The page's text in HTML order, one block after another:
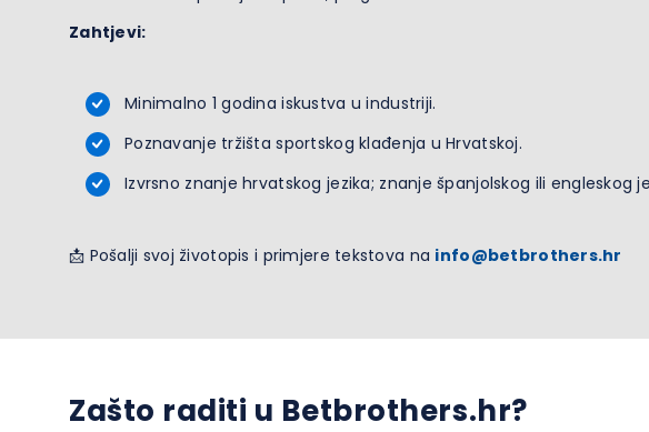
Zahtjevi:
Minimalno 1 godina iskustva u industriji.
Poznavanje tržišta sportskog klađenja u Hrvatskoj.
Izvrsno znanje hrvatskog jezika; znanje španjolskog ili engleskog
📩 Pošalji svoj životopis i primjere tekstova na info@betbrothers.hr
Zašto raditi u Betbrothers.hr?